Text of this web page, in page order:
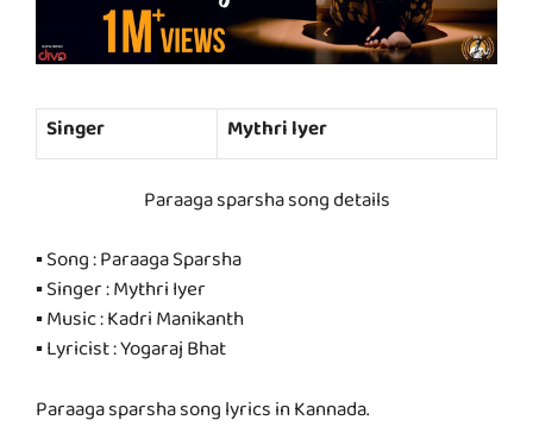
Singer
Mythri lyer
Paraaga sparsha song details
▪ Song : Paraaga Sparsha
▪ Singer : Mythri Iyer
▪ Music : Kadri Manikanth
▪ Lyricist : Yogaraj Bhat
Paraaga sparsha song lyrics in Kannada.